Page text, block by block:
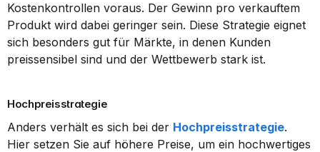
Kostenkontrollen voraus. Der Gewinn pro verkauftem
Produkt wird dabei geringer sein. Diese Strategie eignet
sich besonders gut für Märkte, in denen Kunden
preissensibel sind und der Wettbewerb stark ist.
Hochpreisstrategie
Anders verhält es sich bei der Hochpreisstrategie.
Hier setzen Sie auf höhere Preise, um ein hochwertiges